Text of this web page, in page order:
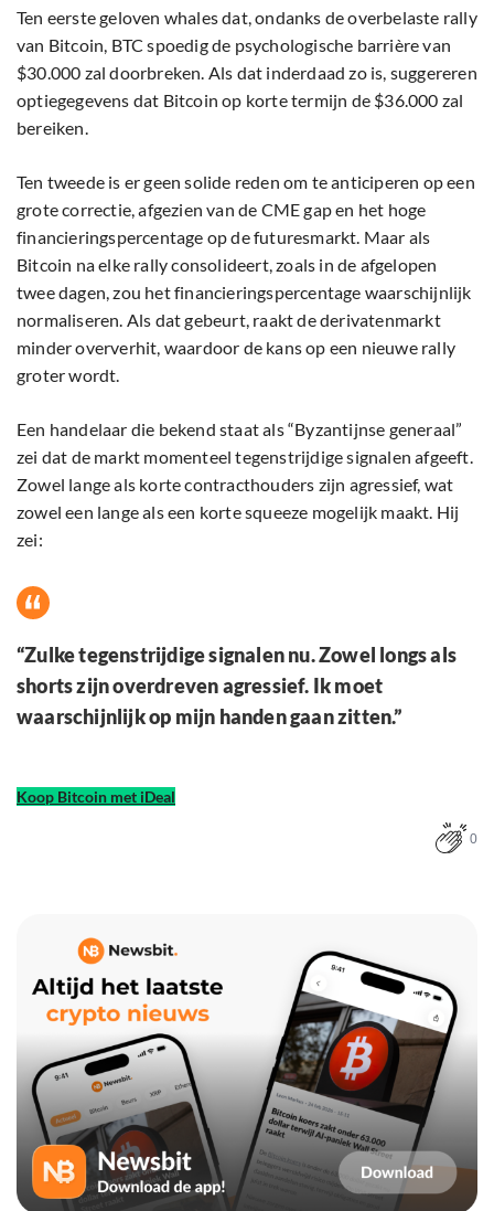
Ten eerste geloven whales dat, ondanks de overbelaste rally
van Bitcoin, BTC spoedig de psychologische barrière van
$30.000 zal doorbreken. Als dat inderdaad zo is, suggereren
optiegegevens dat Bitcoin op korte termijn de $36.000 zal
bereiken.
Ten tweede is er geen solide reden om te anticiperen op een
grote correctie, afgezien van de CME gap en het hoge
financieringspercentage op de futuresmarkt. Maar als
Bitcoin na elke rally consolideert, zoals in de afgelopen
twee dagen, zou het financieringspercentage waarschijnlijk
normaliseren. Als dat gebeurt, raakt de derivatenmarkt
minder oververhit, waardoor de kans op een nieuwe rally
groter wordt.
Een handelaar die bekend staat als “Byzantijnse generaal”
zei dat de markt momenteel tegenstrijdige signalen afgeeft.
Zowel lange als korte contracthouders zijn agressief, wat
zowel een lange als een korte squeeze mogelijk maakt. Hij
zei:
“Zulke tegenstrijdige signalen nu. Zowel longs als
shorts zijn overdreven agressief. Ik moet
waarschijnlijk op mijn handen gaan zitten.”
Koop Bitcoin met iDeal
0